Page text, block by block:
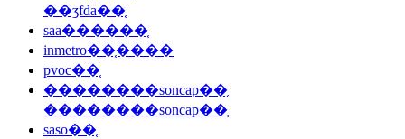
��ʒfda��֤
saa������֤
inmetro��֤����
pvoc��֤
��������soncap��֤
��������soncap��֤
saso��֤